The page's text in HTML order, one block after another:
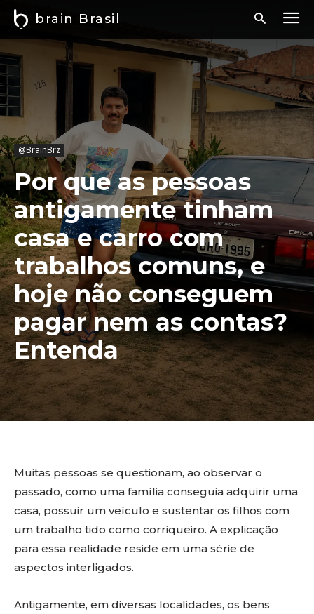
brain Brasil
@BrainBrz
Por que as pessoas
antigamente tinham
casa e carro com
trabalhos comuns, e
hoje não conseguem
pagar nem as contas?
Entenda
Muitas pessoas se questionam, ao observar o
passado, como uma família conseguia adquirir uma
casa, possuir um veículo e sustentar os filhos com
um trabalho tido como corriqueiro. A explicação
para essa realidade reside em uma série de
aspectos interligados.
Antigamente, em diversas localidades, os bens